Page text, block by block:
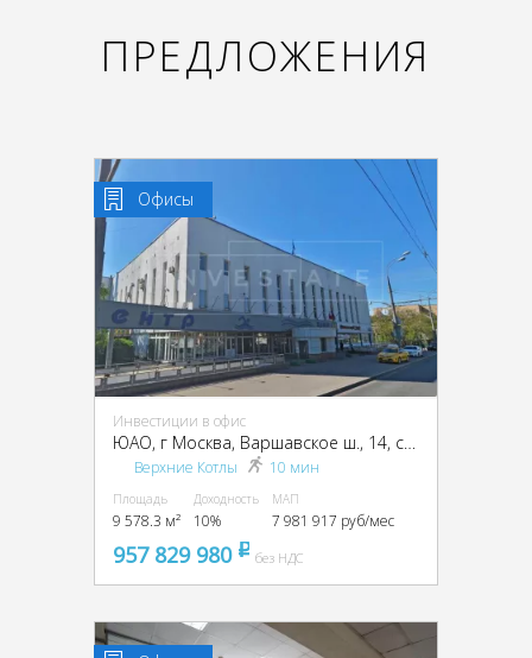
ПРЕДЛОЖЕНИЯ
Офисы
Инвестиции в офис
Верхние Котлы 10 мин
Площадь
9 578.3 м²
Доходность
10%
МАП
7 981 917 руб/мес
957 829 980 pуббез НДС